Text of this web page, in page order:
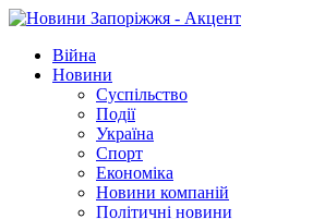
Війна
Новини
Суспільство
Події
Україна
Спорт
Економіка
Новини компаній
Політичні новини